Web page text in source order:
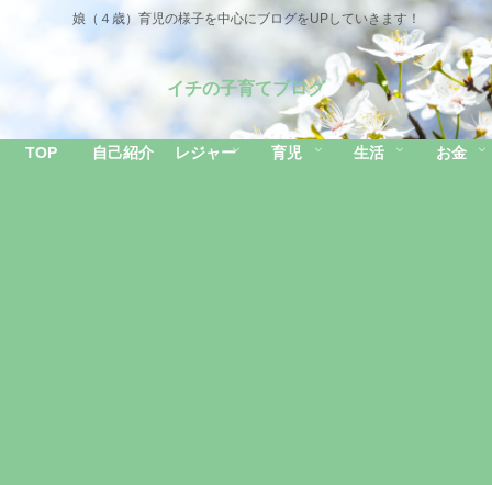
娘（４歳）育児の様子を中心にブログをUPしていきます！
イチの子育てブログ
TOP 自己紹介 レジャー 育児 生活 お金